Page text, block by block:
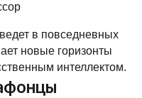
в повседневных
новые горизонты
интеллектом.